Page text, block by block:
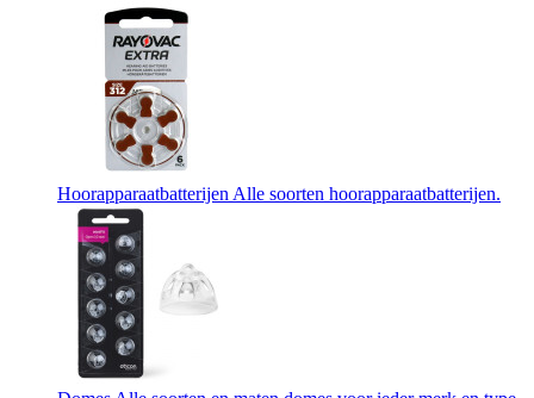
Hoorapparaatbatterijen Alle soorten hoorapparaatbatterijen.